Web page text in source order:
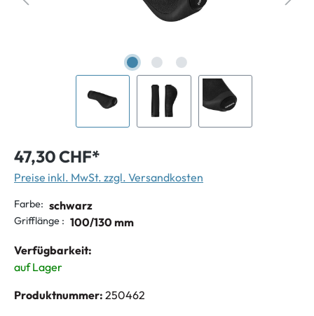
47,30 CHF*
Preise inkl. MwSt. zzgl. Versandkosten
Farbe: schwarz
Grifflänge : 100/130 mm
Verfügbarkeit:
auf Lager
Produktnummer: 250462